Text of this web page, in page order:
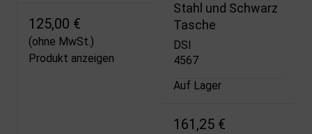
125,00 €
(ohne MwSt.)
Produkt anzeigen
Stahl und Schwarz
Tasche
DSI
4567
Auf Lager
161,25 €